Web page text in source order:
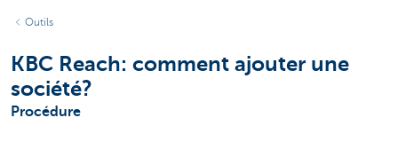
Outils
KBC Reach: comment ajouter une
société?
Procédure